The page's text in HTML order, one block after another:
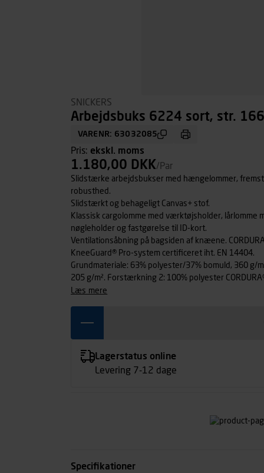
SNICKERS
Arbejdsbuks 6224 sort, str. 166
VARENR: 63032085
Pris: ekskl. moms
1.180,00 DKK/Par
Slidstærke arbejdsbukser med hængelommer,
robusthed.
Slidstærkt og behageligt Canvas+ stof.
Klassisk cargolomme med værktøjsholder,
nøgleholder og fastgørelse til ID-kort.
Ventilationsåbning på bagsiden af knæene.
KneeGuard® Pro-system certificeret iht. EN 14404.
Grundmateriale: 63% polyester/37% bomuld, 360 g/
205 g/m². Forstærkning 2: 100% polyester
læs mere
Lagerstatus online
Levering 7-12 dage
Specifikationer